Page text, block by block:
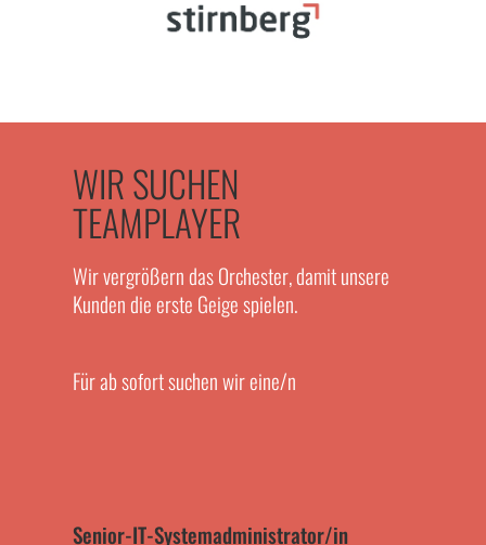
WIR SUCHEN
TEAMPLAYER
Wir vergrößern das Orchester, damit unsere
Kunden die erste Geige spielen.
Für ab sofort suchen wir eine/n
Senior-IT-Systemadministrator/in